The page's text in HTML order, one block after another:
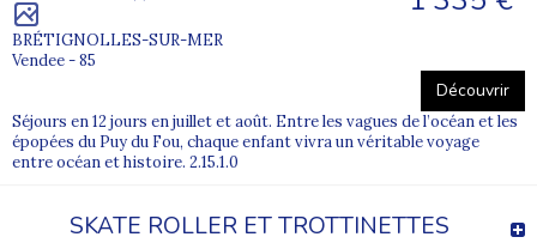
BRÉTIGNOLLES-SUR-MER
Vendee - 85
Découvrir
Séjours en 12 jours en juillet et août. Entre les vagues de l’océan et les
épopées du Puy du Fou, chaque enfant vivra un véritable voyage
entre océan et histoire. 2.15.1.0
SKATE ROLLER ET TROTTINETTES